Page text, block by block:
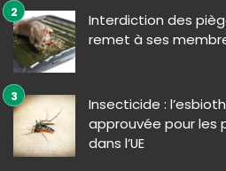
Interdiction des
remet à ses
Insecticide :
approuvée pour les
dans l’UE